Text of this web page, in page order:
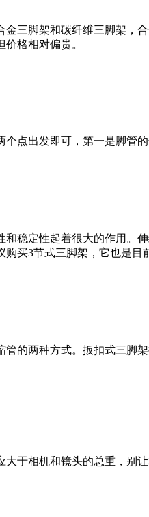
金三脚架和碳纤维三脚架，
格相对偏贵。
个点出发即可，第一是脚管
和稳定性起着很大的作用。
买3节式三脚架，它也是目
管的两种方式。扳扣式三脚
大于相机和镜头的总重，别